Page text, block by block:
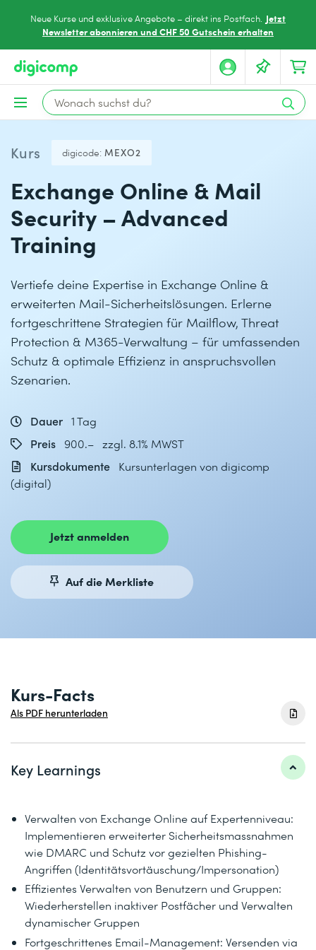
Neue Kurse und exklusive Angebote – direkt ins Postfach. Jetzt
Newsletter abonnieren und CHF 50 Gutschein erhalten
Kurs digicode: MEXO2
Exchange Online & Mail
Security – Advanced
Training
Vertiefe deine Expertise in Exchange Online &
erweiterten Mail-Sicherheitslösungen. Erlerne
fortgeschrittene Strategien für Mailflow, Threat
Protection & M365-Verwaltung – für umfassenden
Schutz & optimale Effizienz in anspruchsvollen
Szenarien.
Dauer 1 Tag
Preis
900.– zzgl. 8.1% MWST
Kursdokumente
Kursunterlagen von digicomp
(digital)
Jetzt anmelden
Auf die Merkliste
Kurs-Facts
Als PDF herunterladen
Key Learnings
Verwalten von Exchange Online auf Expertenniveau:
Implementieren erweiterter Sicherheitsmassnahmen
wie DMARC und Schutz vor gezielten Phishing-
Angriffen (Identitätsvortäuschung/Impersonation)
Effizientes Verwalten von Benutzern und Gruppen:
Wiederherstellen inaktiver Postfächer und Verwalten
dynamischer Gruppen
Fortgeschrittenes Email-Management: Versenden via